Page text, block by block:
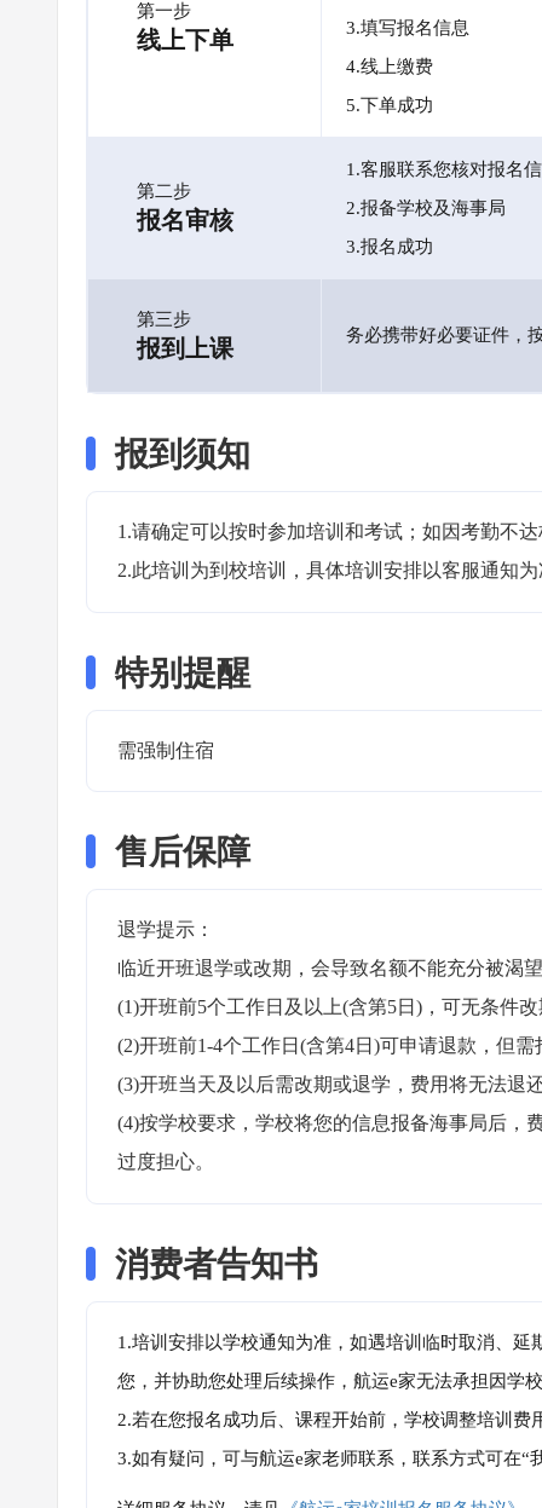
第一步
线上下单
3.填写报名信息
4.线上缴费
5.下单成功
第二步
报名审核
1.客服联系您核对报名
2.报备学校及海事局
3.报名成功
第三步
报到上课 务必携带好必要证件，
报到须知
1.请确定可以按时参加培训和考试；如因考勤不
2.此培训为到校培训，具体培训安排以客服通知
特别提醒
需强制住宿
售后保障
退学提示：
临近开班退学或改期，会导致名额不能充分被渴
(1)开班前5个工作日及以上(含第5日)，可无条件
(2)开班前1-4个工作日(含第4日)可申请退款，但
(3)开班当天及以后需改期或退学，费用将无法退
(4)按学校要求，学校将您的信息报备海事局后，
过度担心。
消费者告知书
1.培训安排以学校通知为准，如遇培训临时取消、
您，并协助您处理后续操作，航运e家无法承担因学
2.若在您报名成功后、课程开始前，学校调整培训
3.如有疑问，可与航运e家老师联系，联系方式可在